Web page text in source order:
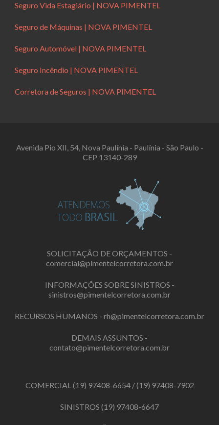
Seguro Vida Estagiário | NOVA PIMENTEL
Seguro de Máquinas | NOVA PIMENTEL
Seguro Automóvel | NOVA PIMENTEL
Seguro Incêndio | NOVA PIMENTEL
Corretora de Seguros | NOVA PIMENTEL
Avenida Pio XII, 54, Nova Paulínia - Paulínia - São Paulo -
CEP 13140-289
SOLICITAÇÃO DE ORÇAMENTOS -
comercial@pimentelcorretora.com.br
INFORMAÇÕES SOBRE SINISTROS -
sinistros@pimentelcorretora.com.br
RECURSOS HUMANOS - rh@pimentelcorretora.com.br
DEMAIS ASSUNTOS -
contato@pimentelcorretora.com.br
COMERCIAL(19) 97408-6654/(19) 97408-7902
SINISTROS (19) 97408-6647